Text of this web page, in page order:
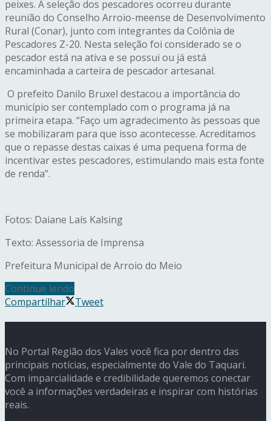
peixes. A seleção dos pescadores ocorreu durante
reunião do Conselho Arroio-meense de Desenvolvimento
Rural (Conar), junto com integrantes da Colônia de
Pescadores Z-20. Nesta seleção foi considerado se o
pescador está na ativa e se possui ou já está
encaminhada a carteira de pescador artesanal.
O prefeito Danilo Bruxel destacou a importância do
município ser contemplado com o programa já na
primeira etapa. “Faço um agradecimento às pessoas que
se mobilizaram para que isso acontecesse. Acreditamos
que o repasse destas caixas é uma pequena forma de
incentivar estes pescadores, estimulando mais esta fonte
de renda”.
Fotos: Daiane Laís Kalsing
Texto: Assessoria de Imprensa
Prefeitura Municipal de Arroio do Meio
Continue lendo
Compartilhar
Tweet
No Portal Região dos Vales você fica por dentro das
principais notícias, especialmente do Vale do Taquari.
Com imparcialidade e credibilidade queremos conectar
você a informações verdadeiras e inspirar com histórias
reais.